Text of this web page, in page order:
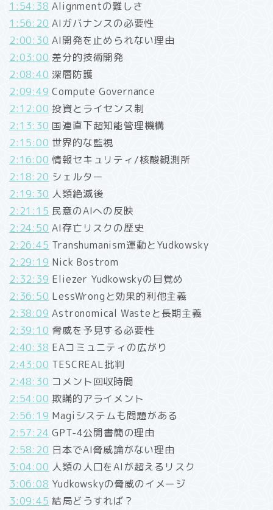
1:54:38 Alignmentの難しさ
1:56:20 AIガバナンスの必要性
2:00:30 AI開発を止められない理由
2:03:00 差分的技術開発
2:08:40 深層防護
2:09:49 Compute Governance
2:12:00 投資とライセンス制
2:13:30 国連直下超知能管理機構
2:15:00 世界的な監視
2:16:00 情報セキュリティ/核酸観測所
2:18:20 シェルター
2:19:30 人類絶滅後
2:21:15 民意のAIへの反映
2:24:50 AI存亡リスクの歴史
2:26:45 Transhumanism運動とYudkowsky
2:29:19 Nick Bostrom
2:32:39 Eliezer Yudkowskyの目覚め
2:36:50 LessWrongと効果的利他主義
2:38:09 Astronomical Wasteと長期主義
2:39:10 脅威を予見する必要性
2:40:38 EAコミュニティの広がり
2:43:00 TESCREAL批判
2:48:30 コメント回収時間
2:54:00 欺瞞的アライメント
2:56:19 Magiシステムも問題がある
2:57:24 GPT-4公開書簡の理由
2:58:20 日本でAI脅威論がない理由
3:04:00 人類の人口をAIが超えるリスク
3:06:08 Yudkowskyの脅威のイメージ
3:09:45 結局どうすれば？